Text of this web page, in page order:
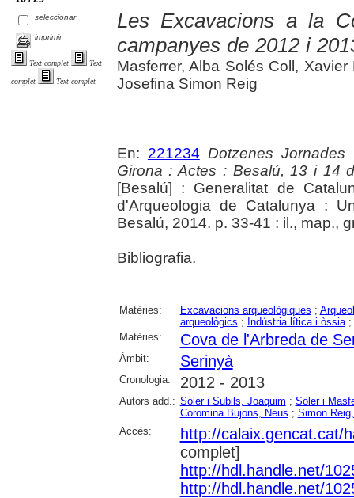
seleccionar
imprimir
Text complet Text
complet Text complet
Les Excavacions a la
campanyes de 2012 i
Masferrer, Alba Solés Coll,
Josefina Simon Reig
En: 221234 Dotzenes
Girona : Actes : Besalú, 13 i 14
[Besalú] : Generalitat de
d'Arqueologia de Catalunya :
Besalú, 2014. p. 33-41 : il., map.,
Bibliografia.
Matèries: Excavacions arqueològiques ;
arqueològics ; Indústria lítica i òssia;
Matèries:
Cova de l'Arbreda de
Àmbit: Serinyà
Cronologia: 2012 - 2013
Autors add.: Soler i Subils, Joaquim ; Soler i
Coromina Bujons, Neus ; Simon
Accés:
http://calaix.gencat.cat/
complet]
http://hdl.handle.net/
http://hdl.handle.net/